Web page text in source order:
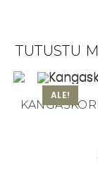
TUTUSTU
ALE!